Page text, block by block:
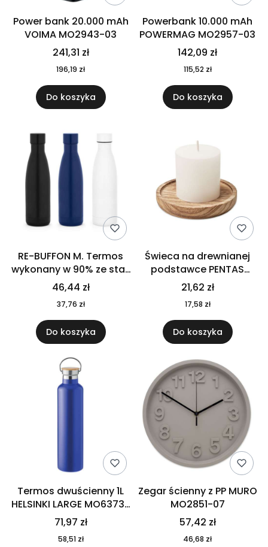
Power bank 20.000 mAh
VOIMA MO2943-03
241,31 zł
196,19 zł
Do koszyka
Powerbank 10.000 mAh
POWERMAG MO2957-03
142,09 zł
115,52 zł
Do koszyka
RE-BUFFON M. Termos
wykonany w 90% ze stali
nierdzewnej
pochodzącej z
recyklingu 520 ml 94294
46,44 zł
37,76 zł
Do koszyka
Świeca na drewnianej
podstawce PENTAS
MO6282-40
21,62 zł
17,58 zł
Do koszyka
Termos dwuścienny 1L
HELSINKI LARGE MO6373-
04
71,97 zł
58,51 zł
Zegar ścienny z PP MURO
MO2851-07
57,42 zł
46,68 zł